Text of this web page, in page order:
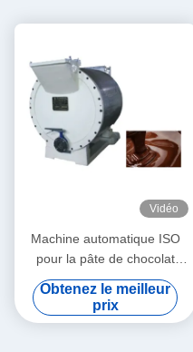
Vidéo
Machine automatique ISO
pour la pâte de chocolat
500L
Obtenez le meilleur
prix